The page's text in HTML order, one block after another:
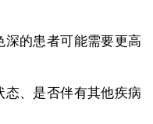
深的患者可能需要更高
态、是否伴有其他疾病